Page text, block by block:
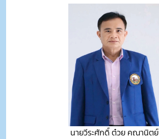
นายวีระศักดิ์ ต๋วย คณานิตย์